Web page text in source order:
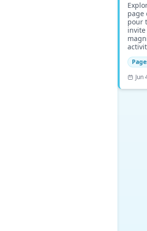
page
pour
invite
Jun